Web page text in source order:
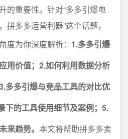
的重要性。针对“多多引爆电
拼多多运营利器”这个话题，
度为你深度解析： 1.多多引爆
用价值；2.如何利用数据分析
多多引爆与竞品工具的对比优
下的工具使用细节及案例；5.
来趋势。 本文将帮助拼多多卖